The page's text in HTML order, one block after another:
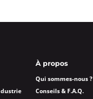
À propos
Qui sommes-nous ?
Conseils & F.A.Q.